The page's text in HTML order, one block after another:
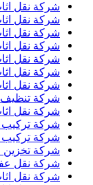
شركة نقل اثاث
شركة نقل اثاث
شركة نقل اثاث
شركة نقل اثاث
شركة نقل اثاث
شركة نقل
شركة نقل اثاث
شركة تنظيف
شركة نقل اثاث
شركة تركيب
شركة تركيب
شركة تخزين
شركة نقل عفش
شركة نقل اثاث